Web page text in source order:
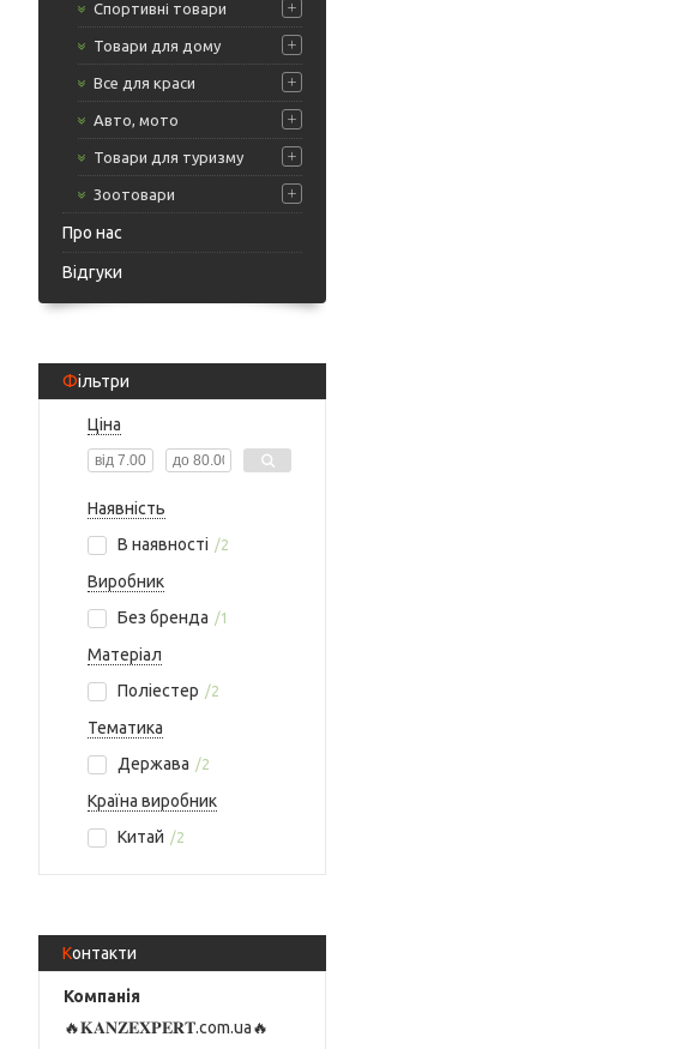
Спортивні товари
Товари для дому
Все для краси
Авто, мото
Товари для туризму
Зоотовари
Про нас
Відгуки
Фільтри
Ціна
Наявність
В наявності
2
Виробник
Без бренда
1
Матеріал
Поліестер
2
Тематика
Держава
2
Країна виробник
Китай
2
Контакти
🔥𝐊𝐀𝐍𝐙𝐄𝐗𝐏𝐄𝐑𝐓.com.ua🔥